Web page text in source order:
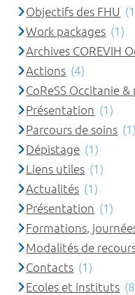
Objectifs des FHU
Work packages (1)
Archives COREVIH
Actions (4)
CoReSS Occitanie
Présentation (1)
Parcours de soins (1)
Dépistage (1)
Liens utiles (1)
Actualités (1)
Présentation (1)
Formations,
Modalités de
Contacts (1)
Ecoles et instituts